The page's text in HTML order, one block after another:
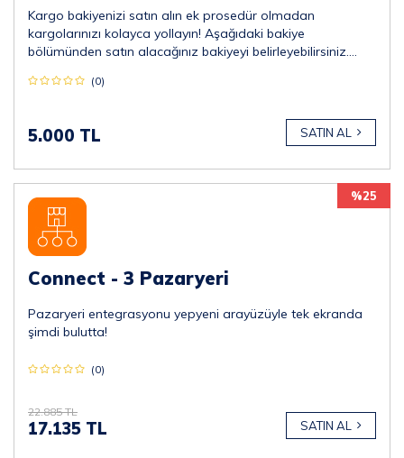
Kargo bakiyenizi satın alın ek prosedür olmadan
kargolarınızı kolayca yollayın! Aşağıdaki bakiye
bölümünden satın alacağınız bakiyeyi belirleyebilirsiniz.
(0)
5.000 TL SATIN AL
Connect - 3 Pazaryeri
Pazaryeri entegrasyonu yepyeni arayüzüyle tek ekranda
şimdi bulutta!
(0)
22.885 TL
17.135 TL SATIN AL
%25